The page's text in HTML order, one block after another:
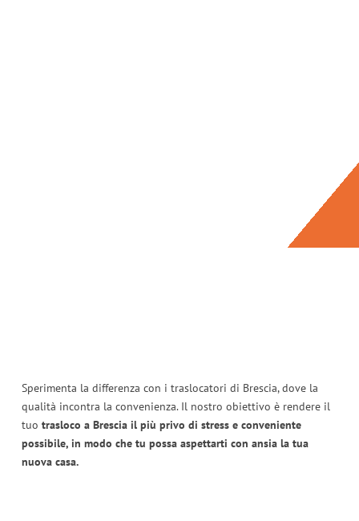
Sperimenta la differenza con i traslocatori di Brescia, dove la
qualità incontra la convenienza. Il nostro obiettivo è rendere il
tuo trasloco a Brescia il più privo di stress e conveniente
possibile, in modo che tu possa aspettarti con ansia la tua
nuova casa.